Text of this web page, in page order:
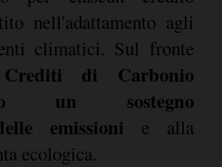
nell'adattamento agli
climatici. Sul fronte
di Carbonio
un sostegno
emissioni e alla
ecologica.